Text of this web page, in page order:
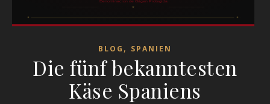
BLOG , SPANIEN
Die fünf bekanntesten
Käse Spaniens